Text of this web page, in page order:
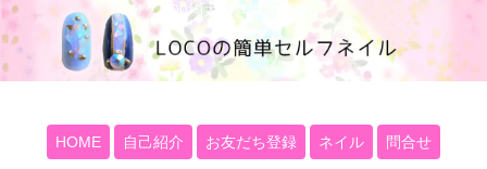
100均大好きママブログ
HOME 自己紹介 お友だち登録 ネイル 問合せ